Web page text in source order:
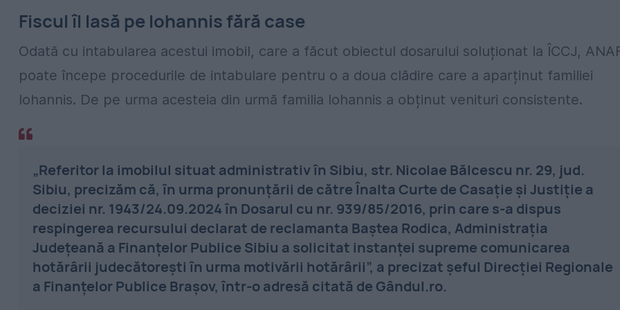
Fiscul îl lasă pe Iohannis fără case
Odată cu intabularea acestui imobil, care a făcut obiectul dosarului soluționat la ÎCCJ,
poate începe procedurile de intabulare pentru o a doua clădire care a aparținut familiei
Iohannis. De pe urma acesteia din urmă familia Iohannis a obținut venituri consistente.
„Referitor la imobilul situat administrativ în Sibiu, str. Nicolae Bălcescu nr. 29, jud.
Sibiu, precizăm că, în urma pronunțării de către Înalta Curte de Casație și Justiție a
deciziei nr. 1943/24.09.2024 în Dosarul cu nr. 939/85/2016, prin care s-a dispus
respingerea recursului declarat de reclamanta Baștea Rodica, Administrația
Județeană a Finanțelor Publice Sibiu a solicitat instanței supreme comunicarea
hotărârii judecătorești în urma motivării hotărârii”, a precizat șeful Direcţiei Regionale
a Finanţelor Publice Braşov, într-o adresă citată de Gândul.ro.